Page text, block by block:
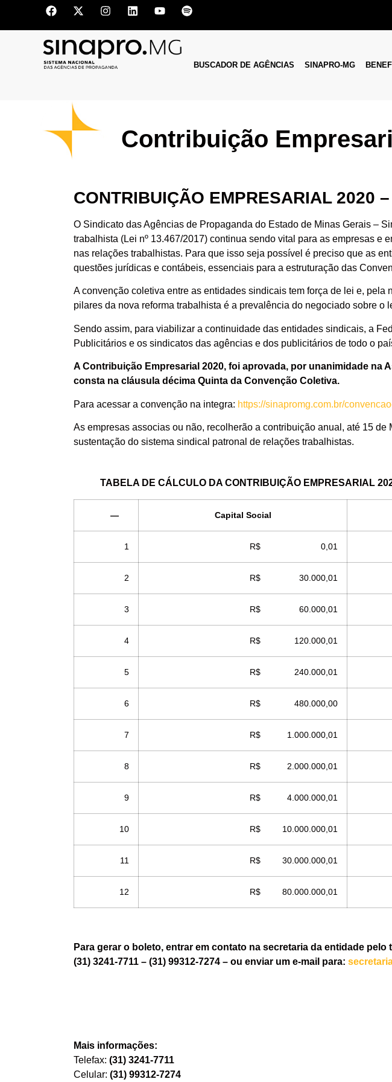
BUSCADOR DE AGÊNCIAS SINAPRO-MG
Contribuição
CONTRIBUIÇÃO EMPRESARIAL 2020
O Sindicato das Agências de Propaganda do Estado de Minas Gerais –
trabalhista (Lei nº 13.467/2017) continua sendo vital para as empresas e
nas relações trabalhistas. Para que isso seja possível é preciso que as
questões jurídicas e contábeis, essenciais para a estruturação das
A convenção coletiva entre as entidades sindicais tem força de lei e,
pilares da nova reforma trabalhista é a prevalência do negociado sobre o
Sendo assim, para viabilizar a continuidade das entidades sindicais, a
Publicitários e os sindicatos das agências e dos publicitários de todo o
A Contribuição Empresarial 2020, foi aprovada, por unanimidade na
consta na cláusula décima Quinta da Convenção Coletiva.
Para acessar a convenção na integra: https://sinapromg.com.br/
As empresas associas ou não, recolherão a contribuição anual, até 15
sustentação do sistema sindical patronal de relações trabalhistas.
TABELA DE CÁLCULO DA CONTRIBUIÇÃO EMPRESARIAL
— Capital Social
1 R$ 0,01
2 R$ 30.000,01
3 R$ 60.000,01
4 R$ 120.000,01
5 R$ 240.000,01
6 R$ 480.000,00
7 R$ 1.000.000,01
8 R$ 2.000.000,01
9 R$ 4.000.000,01
10 R$ 10.000.000,01
11 R$ 30.000.000,01
12 R$ 80.000.000,01
Para gerar o boleto, entrar em contato na secretaria da entidade pelo
(31) 3241-7711 – (31) 99312-7274 – ou enviar um e-mail para:
Mais informações:
Telefax: (31) 3241-7711
Celular: (31) 99312-7274